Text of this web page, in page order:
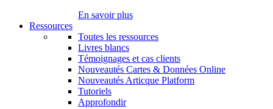
En savoir plus
Ressources
Toutes les ressources
Livres blancs
Témoignages et cas clients
Nouveautés Cartes & Données Online
Nouveautés Articque Platform
Tutoriels
Approfondir